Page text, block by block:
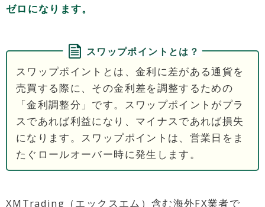
ゼロになります。
スワップポイントとは？
スワップポイントとは、金利に差がある通貨を
売買する際に、その金利差を調整するための
「金利調整分」です。スワップポイントがプラ
スであれば利益になり、マイナスであれば損失
になります。スワップポイントは、営業日をま
たぐロールオーバー時に発生します。
XMTrading（エックスエム）含む海外FX業者で